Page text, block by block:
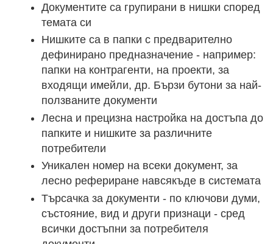
Документите са групирани в нишки според
темата си
Нишките са в папки с предварително
дефинирано предназначение - например:
папки на контрагенти, на проекти, за
входящи имейли, др. Бързи бутони за най-
ползваните документи
Лесна и прецизна настройка на достъпа до
папките и нишките за различните
потребители
Уникален номер на всеки документ, за
лесно рефериране навсякъде в системата
Търсачка за документи - по ключови думи,
състояние, вид и други признаци - сред
всички достъпни за потребителя